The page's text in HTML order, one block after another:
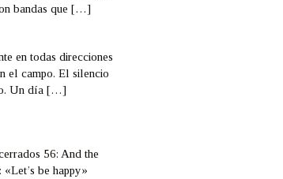
bandas que[…]
en todas direcciones
el campo. El silencio
Un día[…]
56: And the
«Let’s be happy»